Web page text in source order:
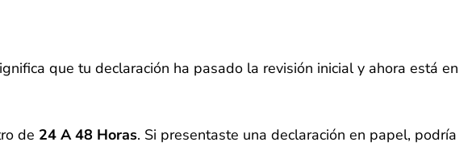
que tu declaración ha pasado la revisión inicial y ahora está en
de 24 A 48 Horas. Si presentaste una declaración en papel, podría